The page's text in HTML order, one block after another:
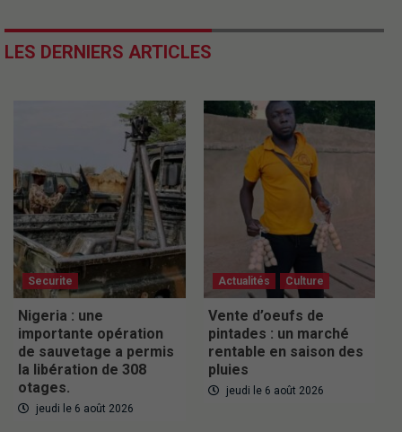
LES DERNIERS ARTICLES
Securite
Nigeria : une
importante opération
de sauvetage a permis
la libération de 308
otages.
jeudi le 6 août 2026
Actualités Culture
Vente d’oeufs de
pintades : un marché
rentable en saison des
pluies
jeudi le 6 août 2026